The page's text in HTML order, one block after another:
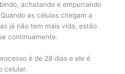
achatando e empurrando
as células chegam a
já não tem mais vida, estão
continuamente.
é de 28 dias e ele é
celular.